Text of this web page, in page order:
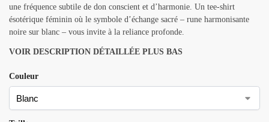
une fréquence subtile de don conscient et d’harmonie. Un tee-shirt
ésotérique féminin où le symbole d’échange sacré – rune harmonisante
noire sur blanc – vous invite à la reliance profonde.
VOIR DESCRIPTION DÉTAILLÉE PLUS BAS
Couleur